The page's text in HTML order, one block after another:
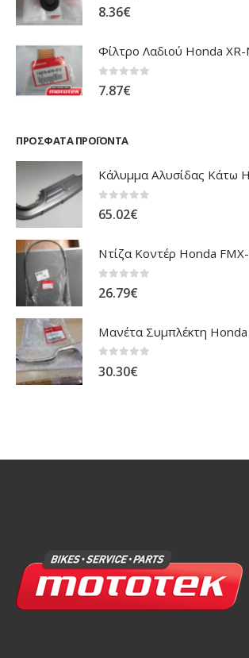
0out of 5
8.36€
Φίλτρο Λαδιού Honda
0out of 5
7.87€
ΠΡΌΣΦΑΤΑ ΠΡΟΪΌΝΤΑ
Κάλυμμα Αλυσίδας Κάτω
0out of 5
65.02€
Ντίζα Κοντέρ Honda
26.79€
Μανέτα Συμπλέκτη Honda
30.30€